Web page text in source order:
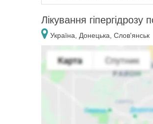
Лікування гіпергідрозу
Україна, Донецька, Слов'янськ